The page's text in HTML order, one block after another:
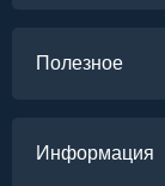
Полезное
Информация